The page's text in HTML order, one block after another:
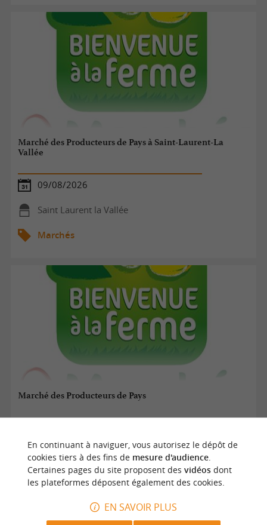
Marché des Producteurs de Pays à Saint-Laurent-La
Vallée
09/08/2026
Saint Laurent la Vallée
Marchés
Marché des Producteurs de Pays
Saint Laurent la Vallée
Marchés
En continuant à naviguer, vous autorisez le dépôt de
cookies tiers à des fins de mesure d'audience.
Certaines pages du site proposent des vidéosdont
les plateformes déposent également des cookies.
EN SAVOIR PLUS